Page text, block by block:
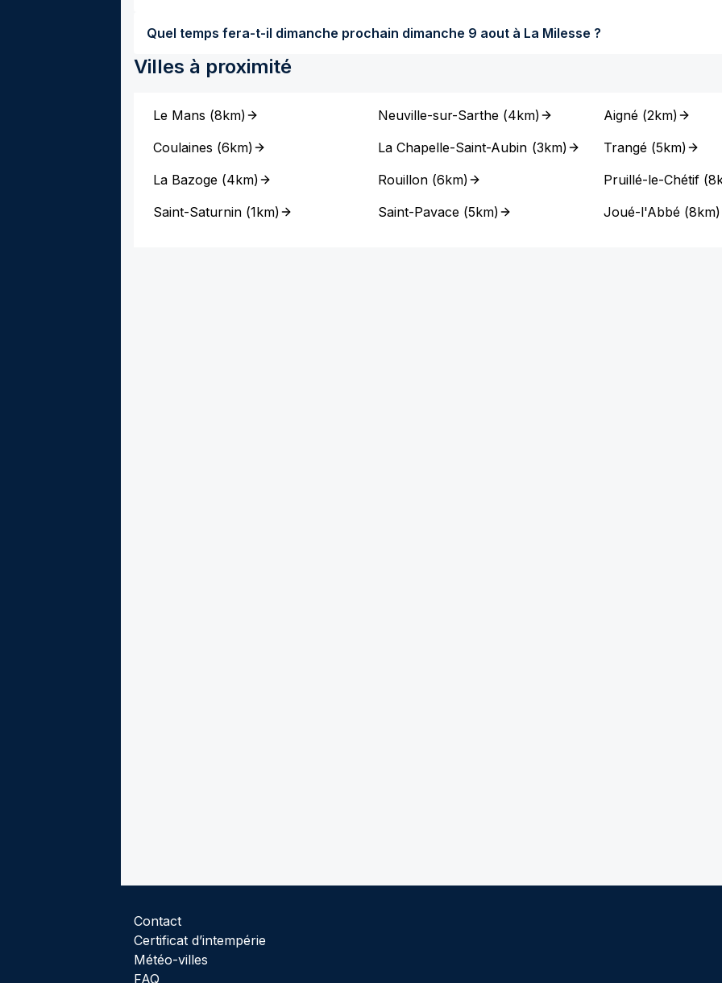
Quel temps fera-t-il dimanche prochain dimanche 9 aout à La Milesse ?
Villes à proximité
Le Mans (8km)
Coulaines (6km)
La Bazoge (4km)
Saint-Saturnin (1km)
Neuville-sur-Sarthe (4km)
La Chapelle-Saint-Aubin (3km)
Rouillon (6km)
Saint-Pavace (5km)
Aigné(2km)
Trangé(5km)
Pruillé-le-Chétif(
Joué-l'Abbé(8km)
Contact
Certificat d’intempérie
Météo-villes
FAQ